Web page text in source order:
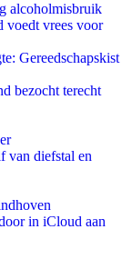
alcoholmisbruik
voedt vrees voor
Gereedschapskist
bezocht terecht
van diefstal en
in iCloud aan